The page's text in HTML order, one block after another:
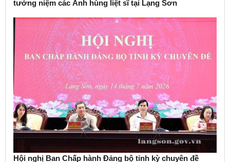
tưởng niệm các Anh hùng liệt sĩ tại Lạng Sơn
Hội nghị Ban Chấp hành Đảng bộ tỉnh kỳ chuyên đề